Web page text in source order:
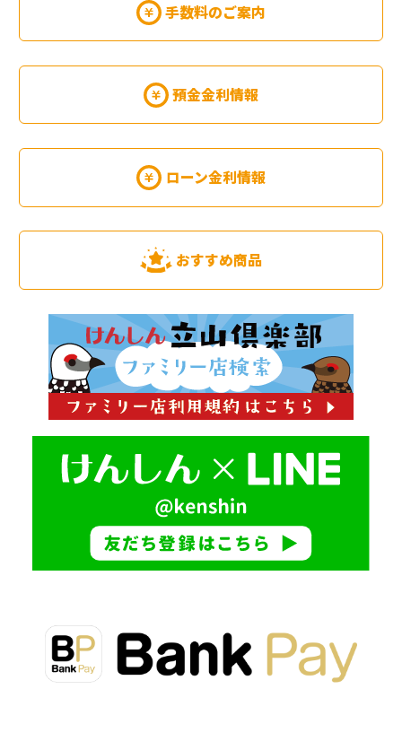
手数料のご案内
預金金利情報
ローン金利情報
おすすめ商品